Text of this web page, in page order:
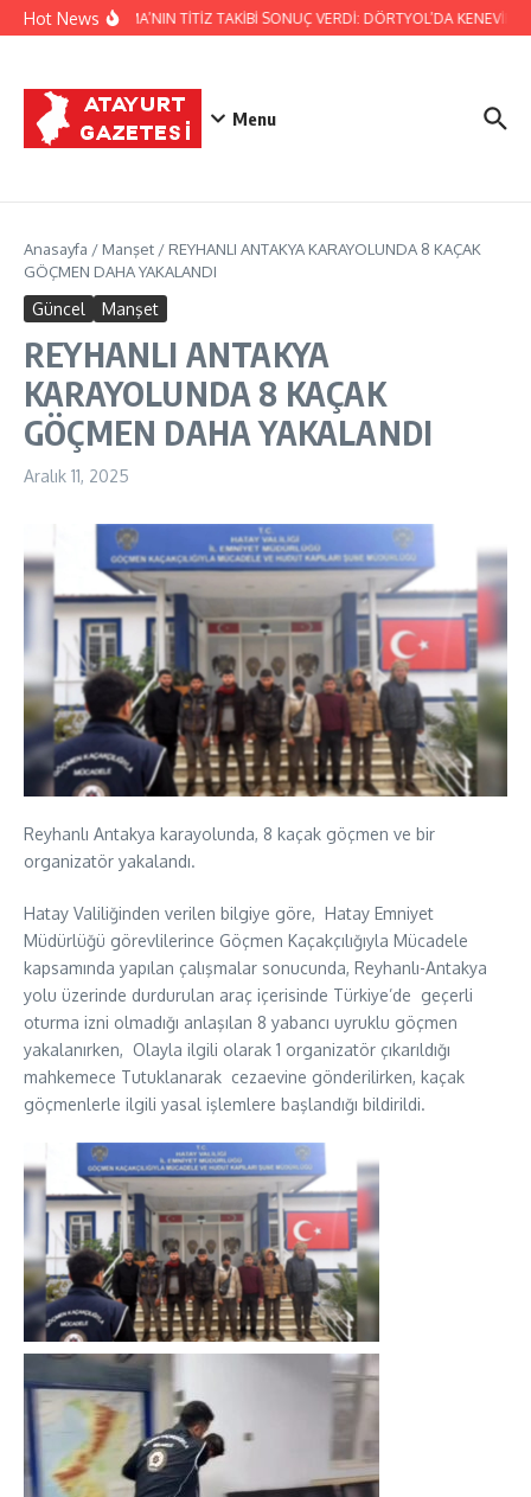
İçeriğe atla
Hot NewsJANDARMA’NIN TİTİZ TAKİBİ SONUÇ VERDİ: DÖRTYOL’DA KENEVİR
Menu
Anasayfa / Manşet / REYHANLI ANTAKYA KARAYOLUNDA 8 KAÇAK
GÖÇMEN DAHA YAKALANDI
Güncel Manşet
REYHANLI ANTAKYA
KARAYOLUNDA 8 KAÇAK
GÖÇMEN DAHA YAKALANDI
Aralık 11, 2025
Reyhanlı Antakya karayolunda, 8 kaçak göçmen ve bir
organizatör yakalandı.
Hatay Valiliğinden verilen bilgiye göre, Hatay Emniyet
Müdürlüğü görevlilerince Göçmen Kaçakçılığıyla Mücadele
kapsamında yapılan çalışmalar sonucunda, Reyhanlı-Antakya
yolu üzerinde durdurulan araç içerisinde Türkiye’de geçerli
oturma izni olmadığı anlaşılan 8 yabancı uyruklu göçmen
yakalanırken, Olayla ilgili olarak 1 organizatör çıkarıldığı
mahkemece Tutuklanarak cezaevine gönderilirken, kaçak
göçmenlerle ilgili yasal işlemlere başlandığı bildirildi.